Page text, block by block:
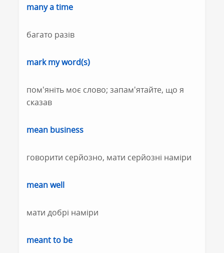
many a time
багато разів
mark my word(s)
пом'яніть моє слово; запам'ятайте, що я
сказав
mean business
говорити серйозно, мати серйозні наміри
mean well
мати добрі наміри
meant to be